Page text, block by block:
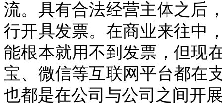
流。具有合法经营主体之后
行开具发票。在商业来往中
能根本就用不到发票，但现
宝、微信等互联网平台都在
也都是在公司与公司之间开